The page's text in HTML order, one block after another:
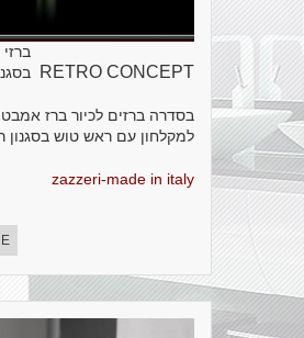
RETRO CONCEPT
בסדרה ברזים לכיור ברז
למקלחון עם ראש טוש בסגנון
zazzeri-made in italy